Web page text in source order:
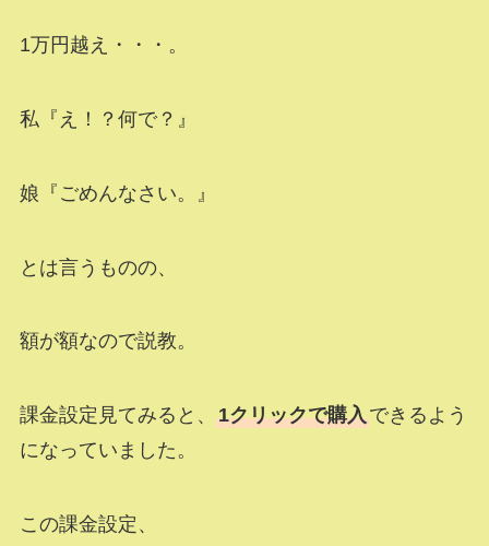
1万円越え・・・。
私『え！？何で？』
娘『ごめんなさい。』
とは言うものの、
額が額なので説教。
課金設定見てみると、 1クリックで購入できるよう
になっていました。
この課金設定、